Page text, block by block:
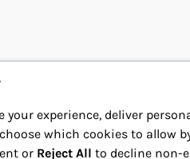
your experience, deliver
which cookies to allow
or Reject All to decline non-